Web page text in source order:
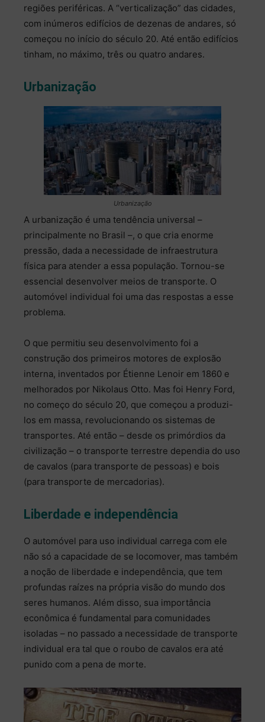
regiões periféricas. A “verticalização” das cidades,
com inúmeros edifícios de dezenas de andares, só
começou no início do século 20. Até então edifícios
tinham, no máximo, três ou quatro andares.
Urbanização
Urbanização
A urbanização é uma tendência universal –
principalmente no Brasil –, o que cria enorme
pressão, dada a necessidade de infraestrutura
física para atender a essa população. Tornou-se
essencial desenvolver meios de transporte. O
automóvel individual foi uma das respostas a esse
problema.
O que permitiu seu desenvolvimento foi a
construção dos primeiros motores de explosão
interna, inventados por Étienne Lenoir em 1860 e
melhorados por Nikolaus Otto. Mas foi Henry Ford,
no começo do século 20, que começou a produzi-
los em massa, revolucionando os sistemas de
transportes. Até então – desde os primórdios da
civilização – o transporte terrestre dependia do uso
de cavalos (para transporte de pessoas) e bois
(para transporte de mercadorias).
Liberdade e independência
O automóvel para uso individual carrega com ele
não só a capacidade de se locomover, mas também
a noção de liberdade e independência, que tem
profundas raízes na própria visão do mundo dos
seres humanos. Além disso, sua importância
econômica é fundamental para comunidades
isoladas – no passado a necessidade de transporte
individual era tal que o roubo de cavalos era até
punido com a pena de morte.